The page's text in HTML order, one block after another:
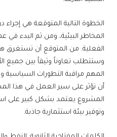
الخطوة التالية المتوقعة هي
المخاطر البيئية، ومن ثم البدء
الفعلية. من المتوقع أن تستغرق
وستتطلب تعاوناً وثيقاً بين جميع
المهم مراقبة التطورات السياسية
أن تؤثر على سير العمل في هذا
المشروع يعتمد بشكل كبير على
وتوفير بيئة استثمارية جاذبة.